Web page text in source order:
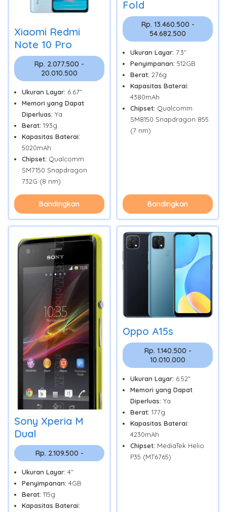
Xiaomi Redmi
Note 10 Pro
Rp. 2.077.500 -
20.010.500
Ukuran Layar: 6.67"
Memori yang Dapat
Diperluas: Ya
Berat: 193g
Kapasitas Baterai:
5020mAh
Chipset: Qualcomm
SM7150 Snapdragon
732G (8 nm)
Bandingkan
Fold
Rp. 13.460.500 -
54.682.500
Ukuran Layar: 7.3"
Penyimpanan: 512GB
Berat: 276g
Kapasitas Baterai:
4380mAh
Chipset: Qualcomm
SM8150 Snapdragon 855
(7 nm)
Bandingkan
Sony Xperia M
Dual
Rp. 2.109.500 -
Ukuran Layar: 4"
Penyimpanan: 4GB
Berat: 115g
Kapasitas Baterai:
Oppo A15s
Rp. 1.140.500 -
10.010.000
Ukuran Layar: 6.52"
Memori yang Dapat
Diperluas: Ya
Berat: 177g
Kapasitas Baterai:
4230mAh
Chipset: MediaTek Helio
P35 (MT6765)